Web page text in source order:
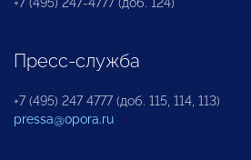
Пресс-служба
+7 (495) 247 4777 (доб. 115, 114, 113)
pressa@opora.ru